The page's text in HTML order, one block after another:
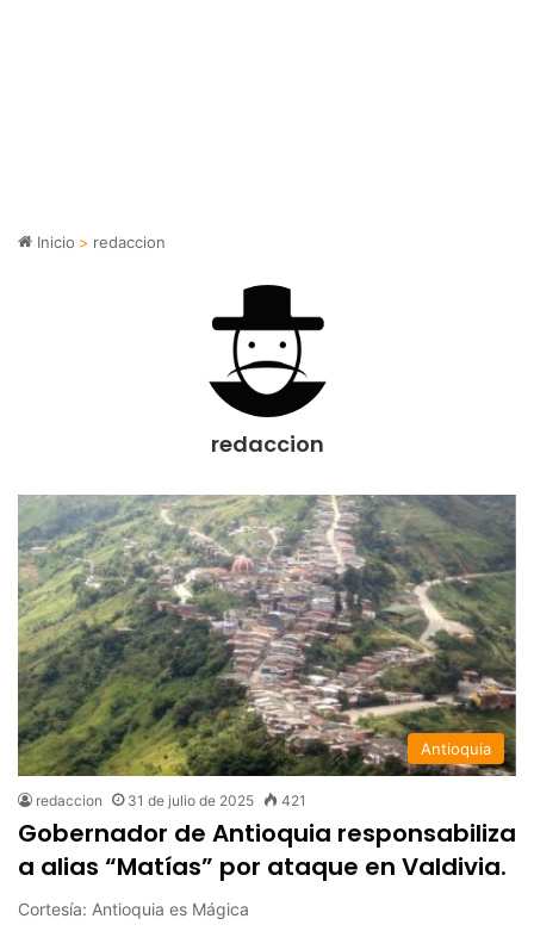
Inicio > redaccion
redaccion
Antioquia
redaccion 31 de julio de 2025 421
Gobernador de Antioquia responsabiliza
a alias “Matías” por ataque en Valdivia.
Cortesía: Antioquia es Mágica